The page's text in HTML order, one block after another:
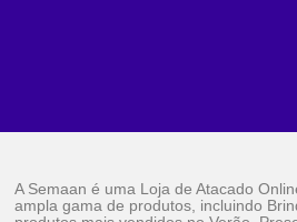
A Semaan é uma Loja de Atacado
ampla gama de produtos, incluindo